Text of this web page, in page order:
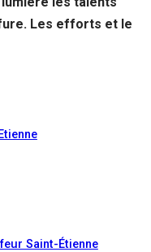
Les efforts et le
Saint-Étienne